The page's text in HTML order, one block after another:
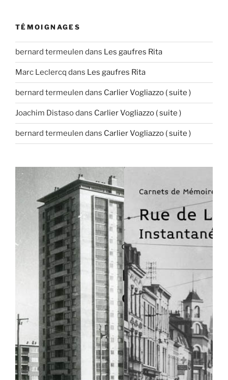
TÉMOIGNAGES
bernard termeulen dans Les gaufres Rita
Marc Leclercq dans Les gaufres Rita
bernard termeulen dans Carlier Vogliazzo ( suite )
Joachim Distasodans Carlier Vogliazzo ( suite )
bernard termeulen dans Carlier Vogliazzo ( suite )